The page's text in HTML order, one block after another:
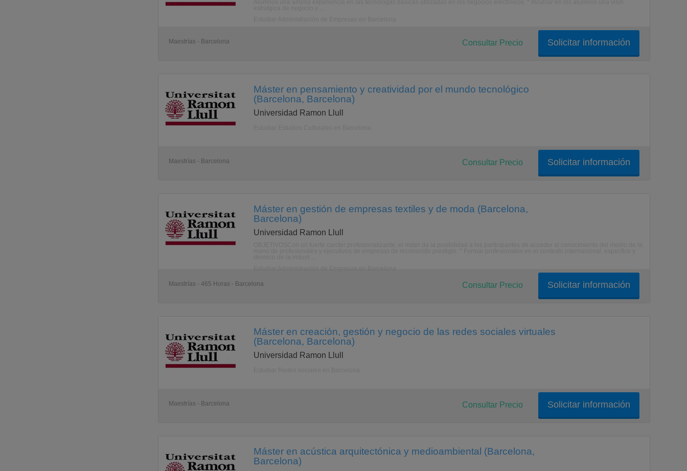
Maestrías - Barcelona Solicitar información
Consultar Precio
Máster en pensamiento y creatividad por el mundo tecnológico
(Barcelona, Barcelona)
Universidad Ramon Llull
Maestrías - Barcelona Solicitar información
Consultar Precio
Máster en gestión de empresas textiles y de moda (Barcelona,
Barcelona)
Universidad Ramon Llull
Maestrías - 465 Horas - Barcelona Solicitar información
Consultar Precio
Máster en creación, gestión y negocio de las redes sociales virtuales
(Barcelona, Barcelona)
Universidad Ramon Llull
Maestrías - Barcelona Solicitar información
Consultar Precio
Máster en acústica arquitectónica y medioambiental (Barcelona,
Barcelona)